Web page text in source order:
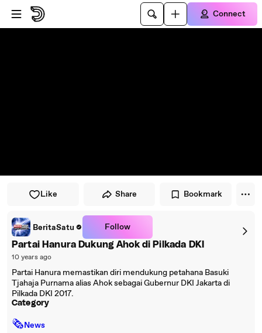
Skip to player
Skip to main content
Connect
Like Share Bookmark
BeritaSatu Follow
Partai Hanura Dukung Ahok di Pilkada DKI
10 years ago
Partai Hanura memastikan diri mendukung petahana Basuki
Tjahaja Purnama alias Ahok sebagai Gubernur DKI Jakarta di
Pilkada DKI 2017.
Category
🗞News